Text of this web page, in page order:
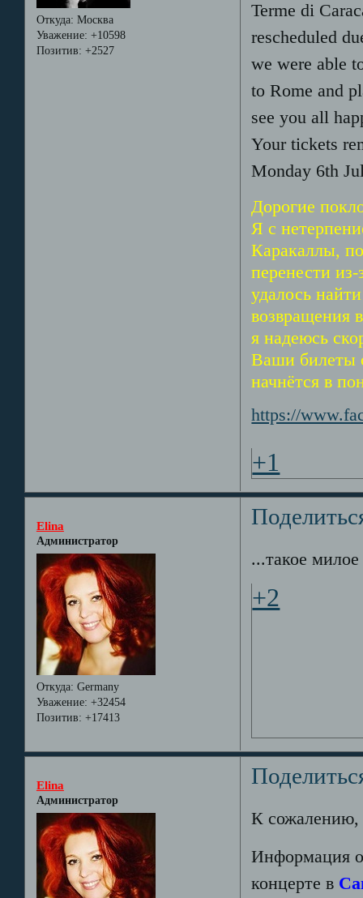
Откуда: Москва
Уважение: +10598
Позитив: +2527
Terme di
rescheduled
we were able
to Rome and
see you all
Your tickets
Monday 6th
Дорогие
Я с
Каракаллы,
перенести
удалось
возвращения
я надеюсь
Ваши билеты
начнётся в
https://
+1
Elina
Администратор
Откуда: Germany
Уважение: +32454
Позитив: +17413
...такое
+2
Elina
Администратор
К сожалению,
Информация
концерте в